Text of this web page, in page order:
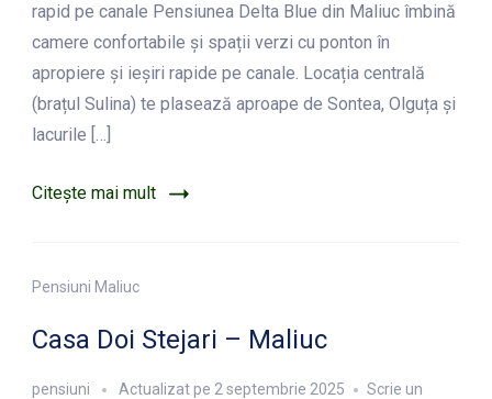
Maliuc
rapid pe canale Pensiunea Delta Blue din Maliuc îmbină
camere confortabile și spații verzi cu ponton în
apropiere și ieșiri rapide pe canale. Locația centrală
(brațul Sulina) te plasează aproape de Sontea, Olguța și
lacurile […]
Citește mai mult
Pensiuni Maliuc
Casa Doi Stejari – Maliuc
pensiuni Actualizat pe 2 septembrie 2025
Scrie un